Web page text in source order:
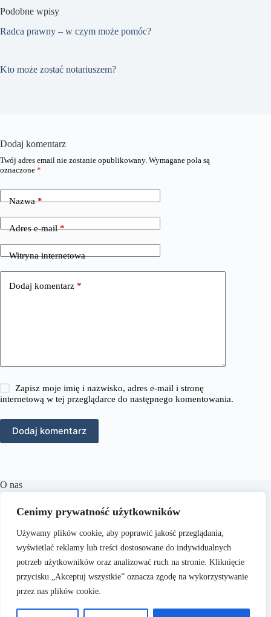
Cenimy prywatność użytkowników
Używamy plików cookie, aby poprawić jakość przeglądania,
wyświetlać reklamy lub treści dostosowane do indywidualnych
potrzeb użytkowników oraz analizować ruch na stronie. Kliknięcie
przycisku „Akceptuj wszystkie” oznacza zgodę na wykorzystywanie
przez nas plików cookie.
Podobne wpisy
Radca prawny – w czym może pomóc?
Kto może zostać notariuszem?
Dodaj komentarz
Twój adres email nie zostanie opublikowany. Wymagane pola są
oznaczone *
Nazwa*
Adres e-mail*
Witryna internetowa
Dodaj komentarz *
Zapisz moje imię i nazwisko, adres e-mail i stronę
internetową w tej przeglądarce do następnego komentowania.
Dodaj komentarz
O nas
różnorodne treści z zakresu prawa karnego, cywilnego,
celem jest dostarczanie aktualnych informacji, praktycznych
porad oraz inspiracji, które wspierają czytelników w
zrozumieniu skomplikowanych zagadnień prawnych i
podejmowaniu świadomych decyzji.